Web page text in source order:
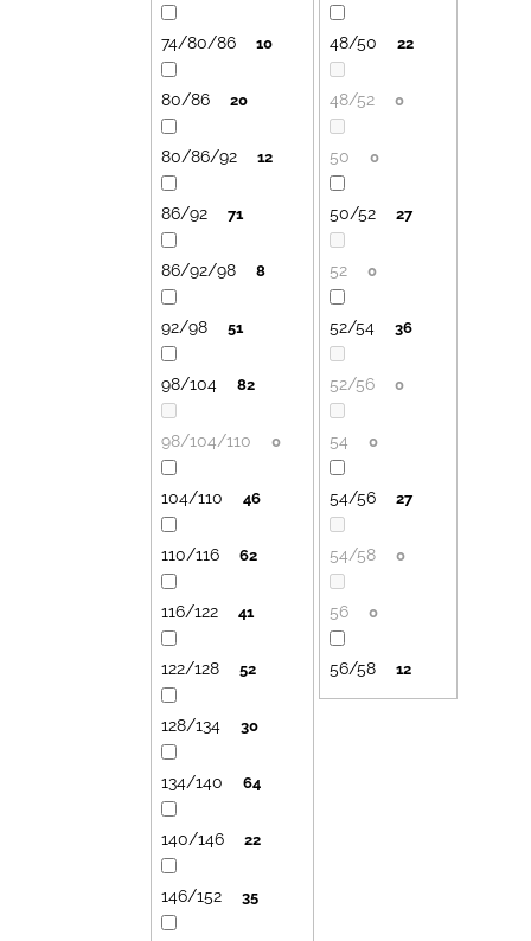
48/50 22
48/52 0
50 0
50/52 27
52 0
52/54 36
52/56 0
54 0
54/56 27
54/58 0
56 0
56/58 12
74/80/86 10
80/86 20
80/86/92 12
86/92 71
86/92/98 8
92/98 51
98/104 82
98/104/110 0
104/110 46
110/116 62
116/122 41
122/128 52
128/134 30
134/140 64
140/146 22
146/152 35